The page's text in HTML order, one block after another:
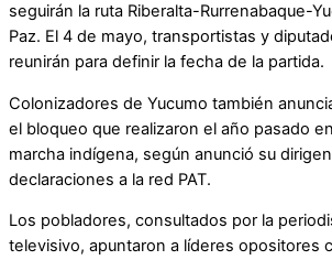
seguirán la ruta Riberalta-Rurrenabaque-
Paz. El 4 de mayo, transportistas y
reunirán para definir la fecha de la partida.
Colonizadores de Yucumo también
el bloqueo que realizaron el año pasado
marcha indígena, según anunció su
declaraciones a la red PAT.
Los pobladores, consultados por la
televisivo, apuntaron a líderes opositores